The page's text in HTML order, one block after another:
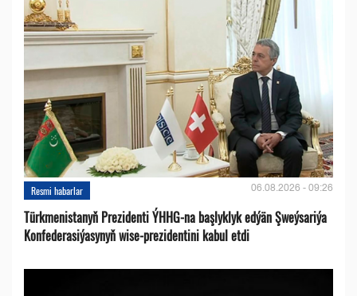
Resmi habarlar 06.08.2026 - 09:26
Türkmenistanyň Prezidenti ÝHHG-na başlyklyk edýän Şweýsariýa
Konfederasiýasynyň wise-prezidentini kabul etdi